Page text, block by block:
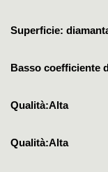
Superficie:
Basso coefficiente
Qualità:Alta
Qualità:Alta